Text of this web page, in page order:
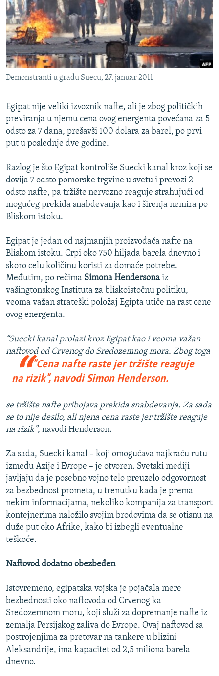
ISPRIČAJ MI
DNEVNO@RSE
SPECIJALI RSE
VIŠE OD NASLOVA
GENOCID U SREBRENICI
TV LIBERTY
POST SCRIPTUM
MOJA EVROPA
TRI DECENIJE OD RATA U BIH
SVE KARTE DEJTONA
NASTANAK I RASPAD JUGOSLAVIJE
PRATITE NAS
Sve RFE/RL stranice
Demonstranti u gradu Suecu, 27. januar 2011
Egipat nije veliki izvoznik nafte, ali je zbog političkih
previranja u njemu cena ovog energenta povećana za 5
odsto za 7 dana, prešavši 100 dolara za barel, po prvi
put u poslednje dve godine.
Razlog je što Egipat kontroliše Suecki kanal kroz koji se
dovija 7 odsto pomorske trgvine u svetu i prevozi 2
odsto nafte, pa tržište nervozno reaguje strahujući od
mogućeg prekida snabdevanja kao i širenja nemira po
Bliskom istoku.
Egipat je jedan od najmanjih proizvođača nafte na
Bliskom istoku. Crpi oko 750 hiljada barela dnevno i
skoro celu količinu koristi za domaće potrebe.
Međutim, po rečima Simona Hendersona iz
vašingtonskog Instituta za bliskoistočnu politiku,
veoma važan strateški položaj Egipta utiče na rast cene
ovog energenta.
“Suecki kanal prolazi kroz Egipat kao i veoma važan
naftovod
"Cena nafte raste jer tržište reaguje
na rizik", navodi Simon Henderson.
od Crvenog do Sredozemnog mora. Zbog toga
se tržište nafte pribojava prekida snabdevanja. Za sada
se to nije desilo, ali njena cena raste jer tržište reaguje
na rizik”, navodi Henderson.
Za sada, Suecki kanal – koji omogućava najkraću rutu
između Azije i Evrope – je otvoren. Svetski mediji
javljaju da je posebno vojno telo preuzelo odgovornost
za bezbednost prometa, u trenutku kada je prema
nekim informacijama, nekoliko kompanija za transport
kontejnerima naložilo svojim brodovima da se otisnu na
duže put oko Afrike, kako bi izbegli eventualne
teškoće.
Naftovod dodatno obezbeđen
Istovremeno, egipatska vojska je pojačala mere
bezbednosti oko naftovoda od Crvenog ka
Sredozemnom moru, koji služi za dopremanje nafte iz
zemalja Persijskog zaliva do Evrope. Ovaj naftovod sa
postrojenjima za pretovar na tankere u blizini
Aleksandrije, ima kapacitet od 2,5 miliona barela
dnevno.